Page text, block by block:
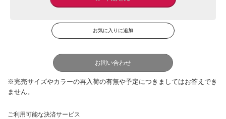
お問い合わせ
ご利用可能な決済サービス